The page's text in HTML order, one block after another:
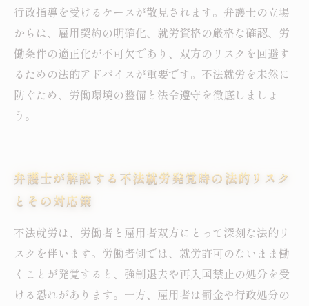
行政指導を受けるケースが散見されます。弁護士の立場
からは、雇用契約の明確化、就労資格の厳格な確認、労
働条件の適正化が不可欠であり、双方のリスクを回避す
るための法的アドバイスが重要です。不法就労を未然に
防ぐため、労働環境の整備と法令遵守を徹底しましょ
う。
弁護士が解説する不法就労発覚時の法的リスク
とその対応策
不法就労は、労働者と雇用者双方にとって深刻な法的リ
スクを伴います。労働者側では、就労許可のないまま働
くことが発覚すると、強制退去や再入国禁止の処分を受
ける恐れがあります。一方、雇用者は罰金や行政処分の